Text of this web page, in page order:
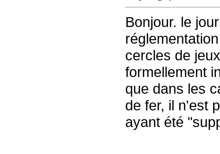
Bonjour. le
cercles de
formellement
que dans les
de fer, il n'est
ayant été